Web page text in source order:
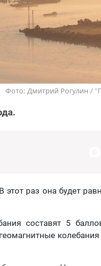
Фото: Дмитрий Рогулин /
этот раз она будет
составят 5